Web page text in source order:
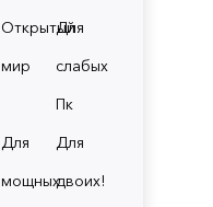
Открытый
мир
Для
слабых
Пк
Для
мощных
Для
двоих!